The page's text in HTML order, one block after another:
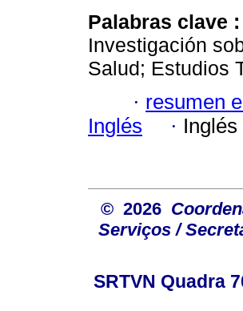
Palabras clave :
Investigación
Salud; Estudios
· resumen
Inglés
· Inglés
© 2026
Serviços /
SRTVN Quadra